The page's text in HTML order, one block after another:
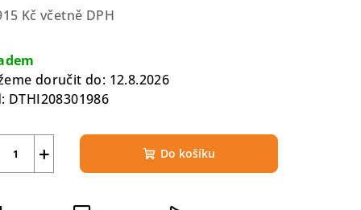
Kč včetně DPH
doručit do: 12.8.2026
DTHI208301986
+ Do košíku